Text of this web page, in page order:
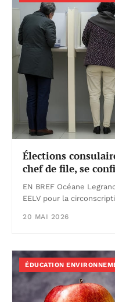
Élections
chef de file, se
EN BREF Océane
EELV pour la
20 MAI 2026
ÉDUCATION